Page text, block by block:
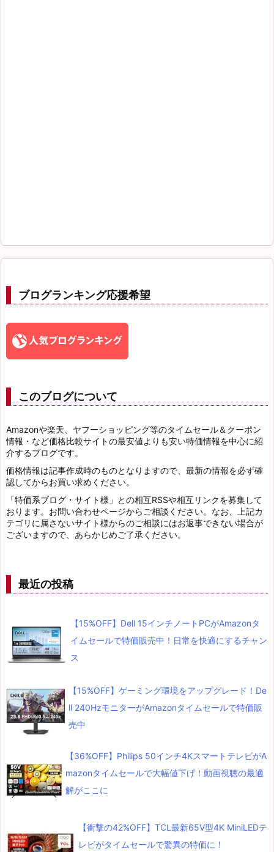
ブログランキング応援希望
このブログについて
Amazonや楽天、ヤフーショッピング等のタイムセール＆クーポン
情報・など価格比較サイトの最安値よりも安い特価情報を中心に紹
介するブログです。
価格情報は記事作成時のものとなりますので、最新の情報を必ず確
認してからお買い求めください。
「特価系ブログ・サイト様」との相互RSSや相互リンクを募集して
おります。お問い合わせページからご相談ください。なお、上記カ
テゴリに属さないサイト様からのご相談にはお返事できない場合が
ございますので、あらかじめご了承ください。
最近の投稿
【15%OFF】Dell 15インチノートPCがAmazonタ
イムセールで特価販売中！日常を快適にするチャン
ス
【15%OFF】ゲーミング環境をアップグレード！De
ll 240HzモニターがAmazonタイムセールで特価販
売中
【36%OFF】Philips 50インチ4KスマートテレビがA
mazonタイムセールで大幅値下げ！動画視聴の最適
解がここに
【衝撃の42%OFF】TCL最新65V型4K MiniLEDテ
レビがタイムセールで驚異の特価に！